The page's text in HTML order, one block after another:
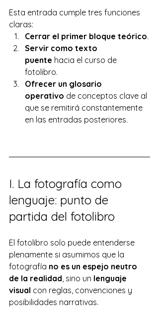
Esta entrada cumple tres funciones
claras:
Cerrar el primer bloque teórico.
Servir como texto
puente hacia el curso de
fotolibro.
Ofrecer un glosario
operativo de conceptos clave al
que se remitirá constantemente
en las entradas posteriores.
I. La fotografía como
lenguaje: punto de
partida del fotolibro
El fotolibro solo puede entenderse
plenamente si asumimos que la
fotografía no es un espejo neutro
de la realidad, sino un lenguaje
visual con reglas, convenciones y
posibilidades narrativas.